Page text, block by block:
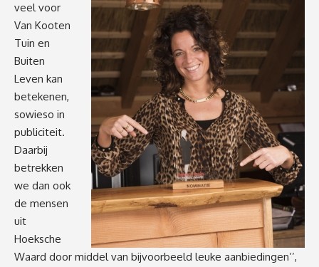
veel voor
Van Kooten
Tuin en
Buiten
Leven kan
betekenen,
sowieso in
publiciteit.
Daarbij
betrekken
we dan ook
de mensen
uit
Hoeksche
Waard door middel van bijvoorbeeld leuke aanbiedingen’’,